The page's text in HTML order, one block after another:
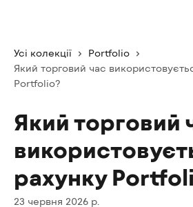
Усі колекції
Portfolio
Який торговий час
Portfolio?
Який торговий
рахунку
23 червня 2026 р.